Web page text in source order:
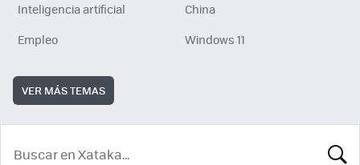
Inteligencia artificial
China
Empleo
Windows 11
VER MÁS TEMAS